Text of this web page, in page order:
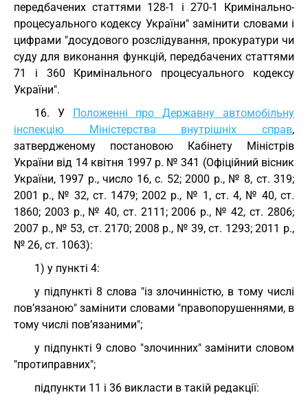
передбачених статтями 128-1 і 270-1 Кримінально-
процесуального кодексу України" замінити словами і
цифрами "досудового розслідування, прокуратури чи
суду для виконання функцій, передбачених статтями
71 і 360 Кримінального процесуального кодексу
України".
16. У Положенні про Державну автомобільну
інспекцію Міністерства внутрішніх справ,
затвердженому постановою Кабінету Міністрів
України від 14 квітня 1997 р. № 341 (Офіційний вісник
України, 1997 р., число 16, с. 52; 2000 р., № 8, ст. 319;
2001 р., № 32, ст. 1479; 2002 р., № 1, ст. 4, № 40, ст.
1860; 2003 р., № 40, ст. 2111; 2006 р., № 42, ст. 2806;
2007 р., № 53, ст. 2170; 2008 р., № 39, ст. 1293; 2011 р.,
№ 26, ст. 1063):
1) у пункті 4:
у підпункті 8 слова "із злочинністю, в тому числі
пов’язаною" замінити словами "правопорушеннями, в
тому числі пов’язаними";
у підпункті 9 слово "злочинних" замінити словом
"протиправних";
підпункти 11 і 36 викласти в такій редакції: